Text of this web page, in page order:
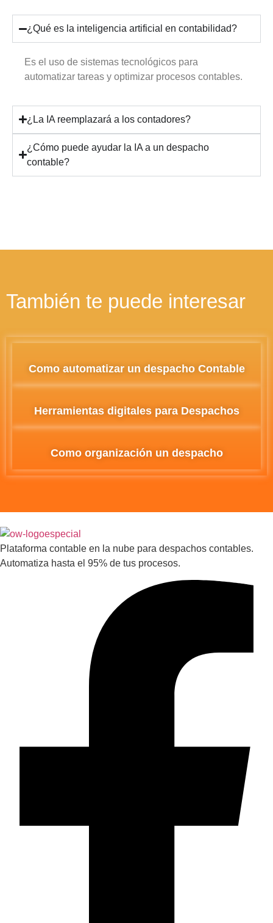
¿Qué es la inteligencia artificial en contabilidad?
Es el uso de sistemas tecnológicos para
automatizar tareas y optimizar procesos contables.
¿La IA reemplazará a los contadores?
¿Cómo puede ayudar la IA a un despacho
contable?
También te puede interesar
Como automatizar un despacho Contable
Herramientas digitales para Despachos
Como organización un despacho
Plataforma contable en la nube para despachos contables.
Automatiza hasta el 95% de tus procesos.